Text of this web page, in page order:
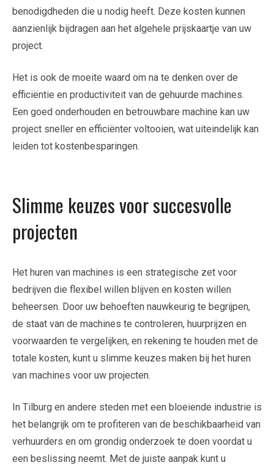
benodigdheden die u nodig heeft. Deze kosten kunnen
aanzienlijk bijdragen aan het algehele prijskaartje van uw
project.
Het is ook de moeite waard om na te denken over de
efficiëntie en productiviteit van de gehuurde machines.
Een goed onderhouden en betrouwbare machine kan uw
project sneller en efficiënter voltooien, wat uiteindelijk kan
leiden tot kostenbesparingen.
Slimme keuzes voor succesvolle
projecten
Het huren van machines is een strategische zet voor
bedrijven die flexibel willen blijven en kosten willen
beheersen. Door uw behoeften nauwkeurig te begrijpen,
de staat van de machines te controleren, huurprijzen en
voorwaarden te vergelijken, en rekening te houden met de
totale kosten, kunt u slimme keuzes maken bij het huren
van machines voor uw projecten.
In Tilburg en andere steden met een bloeiende industrie is
het belangrijk om te profiteren van de beschikbaarheid van
verhuurders en om grondig onderzoek te doen voordat u
een beslissing neemt. Met de juiste aanpak kunt u